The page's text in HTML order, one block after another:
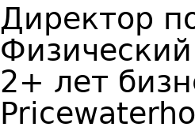
Директор
2+ лет